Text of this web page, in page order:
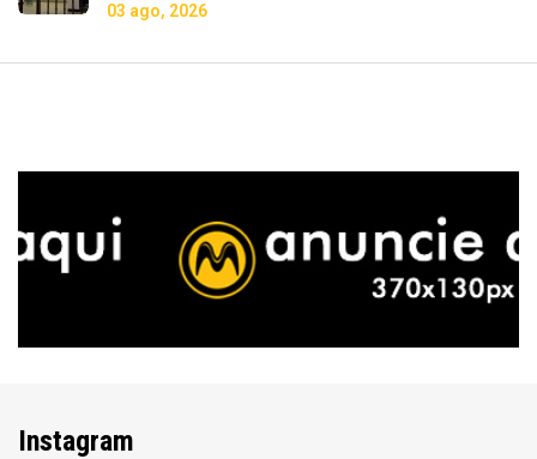
03 ago, 2026
Instagram